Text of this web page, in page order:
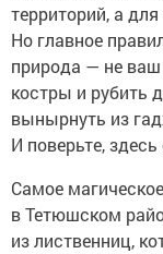
территорий, а
Но главное
природа — не
костры и рубить
вынырнуть из
И поверьте,
Самое
в Тетюшском
из лиственниц,